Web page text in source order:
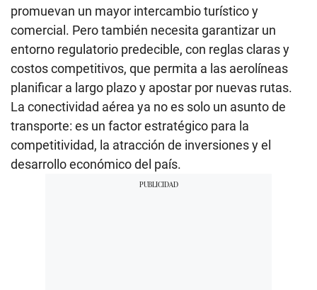
promuevan un mayor intercambio turístico y
comercial. Pero también necesita garantizar un
entorno regulatorio predecible, con reglas claras y
costos competitivos, que permita a las aerolíneas
planificar a largo plazo y apostar por nuevas rutas.
La conectividad aérea ya no es solo un asunto de
transporte: es un factor estratégico para la
competitividad, la atracción de inversiones y el
desarrollo económico del país.